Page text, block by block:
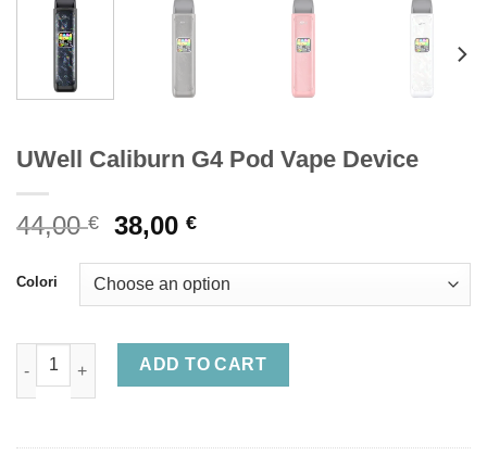
UWell Caliburn G4 Pod Vape Device
44,00€
Original
was:
44,00 €.
38,00€Current
is:
38,00 €.
Colori
UWell Caliburn G4 Pod Vape Device quantity
ADD TO CART